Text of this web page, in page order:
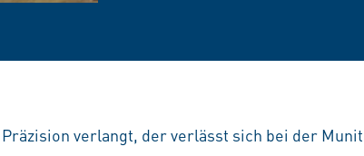
verlangt, der verlässt sich bei der